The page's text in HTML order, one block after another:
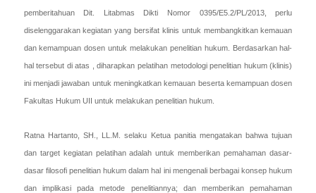
pemberitahuan Dit. Litabmas Dikti Nomor 0395/E5.2/PL/2013, perlu
diselenggarakan kegiatan yang bersifat klinis untuk membangkitkan kemauan
dan kemampuan dosen untuk melakukan penelitian hukum. Berdasarkan hal-
hal tersebut di atas , diharapkan pelatihan metodologi penelitian hukum (klinis)
ini menjadi jawaban untuk meningkatkan kemauan beserta kemampuan dosen
Fakultas Hukum UII untuk melakukan penelitian hukum.
Ratna Hartanto, SH., LL.M. selaku Ketua panitia mengatakan bahwa tujuan
dan target kegiatan pelatihan adalah untuk memberikan pemahaman dasar-
dasar filosofi penelitian hukum dalam hal ini mengenali berbagai konsep hukum
dan implikasi pada metode penelitiannya; dan memberikan pemahaman